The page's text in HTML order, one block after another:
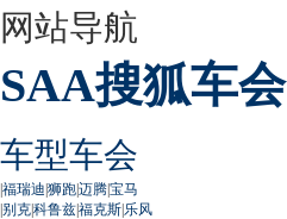
网站导航
SAA搜狐车会
车型车会
|福瑞迪|狮跑|迈腾|宝马
|别克|科鲁兹|福克斯|乐风